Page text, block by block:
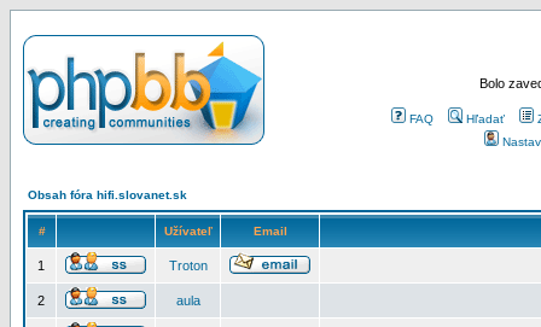
Bolo
FAQ Hľadať
Obsah fóra hifi.slovanet.sk
# Užívateľ Email
1 Troton
2 aula